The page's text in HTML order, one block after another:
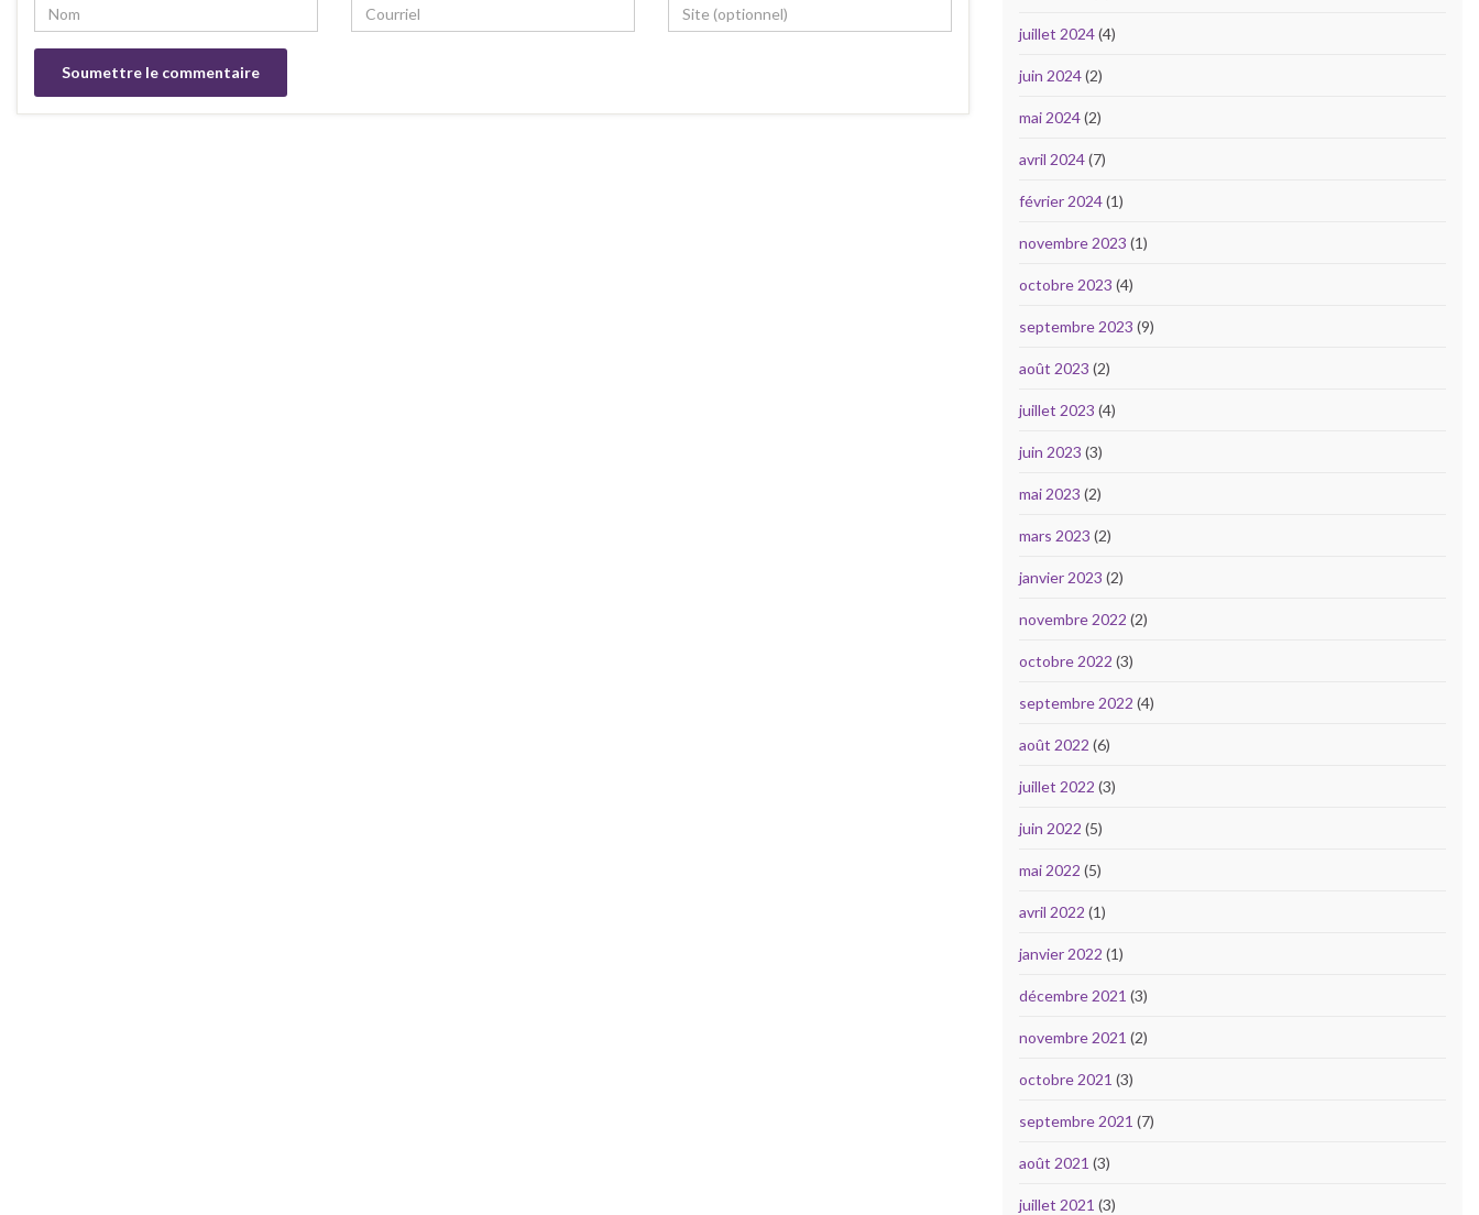
juillet 2024(4)
juin 2024(2)
mai 2024(2)
avril 2024(7)
février 2024(1)
novembre 2023 (1)
octobre 2023 (4)
septembre 2023 (9)
août 2023 (2)
juillet 2023 (4)
juin 2023 (3)
mai 2023 (2)
mars 2023 (2)
janvier 2023 (2)
novembre 2022 (2)
octobre 2022 (3)
septembre 2022 (4)
août 2022 (6)
juillet 2022 (3)
juin 2022 (5)
mai 2022 (5)
avril 2022 (1)
janvier 2022 (1)
décembre 2021 (3)
novembre 2021 (2)
octobre 2021 (3)
septembre 2021 (7)
août 2021 (3)
juillet 2021 (3)